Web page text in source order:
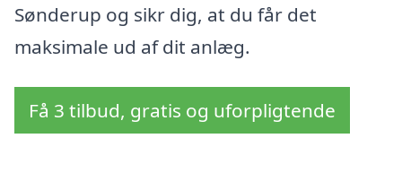
Sønderup og sikr dig, at du får det
maksimale ud af dit anlæg.
Få 3 tilbud, gratis og uforpligtende